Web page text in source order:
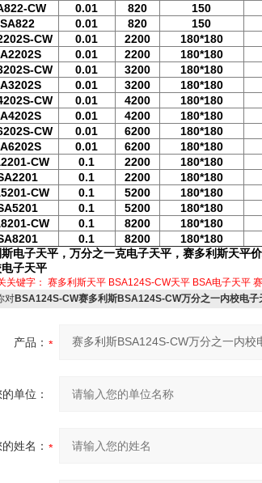
CW
0.01 820 150
0.01 820 150
CW
0.01 2200 180*180
0.01 2200 180*180
CW
0.01 3200 180*180
0.01 3200 180*180
CW
0.01 4200 180*180
0.01 4200 180*180
CW
0.01 6200 180*180
0.01 6200 180*180
CW
0.1 2200 180*180
0.1 2200 180*180
CW
0.1 5200 180*180
0.1 5200 180*180
CW
0.1 8200 180*180
0.1 8200 180*180
电子天平，万分之一克电子天平，赛多利斯天平
子天平
关键字： 赛多利斯天平 BSA124S-CW天平 BSA电子天平
对BSA124S-CW赛多利斯BSA124S-CW万分之一内校电子
产品：
单位：
姓名：